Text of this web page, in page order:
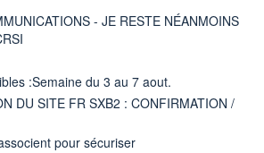
- JE RESTE NÉANMOINS
:Semaine du 3 au 7 aout.
DU SITE FR SXB2 : CONFIRMATION /
pour sécuriser